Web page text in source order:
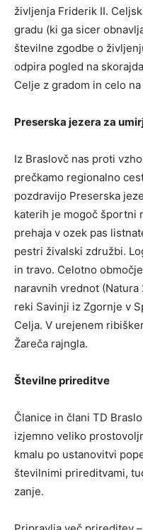
življenja Friderik II.
gradu (ki ga sicer
številne zgodbe o
odpira pogled na
Celje z gradom in celo
Preserska jezera za
Iz Braslovč nas proti
prečkamo regionalno
pozdravijo Preserska
katerih je mogoč športni
prehaja v ozek pas
pestri živalski združbi.
in travo. Celotno
naravnih vrednot
reki Savinji iz Zgornje v
Celja. V urejenem
Žareča rajngla.
Številne prireditve
Članice in člani TD
izjemno veliko
kmalu po ustanovitvi
številnimi prireditvami,
zanje.